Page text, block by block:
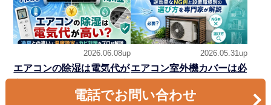
2026.06.08up
エアコンの除湿は電気代が
設定・カビ対策をプロが解
2026.05.31up
エアコン室外機カバーは必
環境別の選び方を専門家が
電話でお問い合わせ